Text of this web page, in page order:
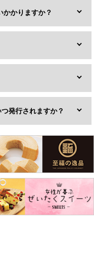
かかりますか？
発行されますか？